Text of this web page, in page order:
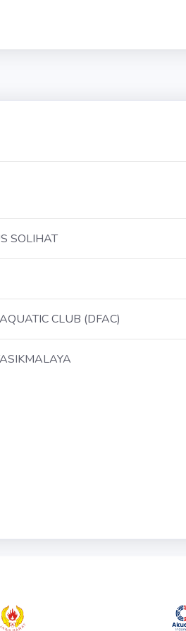
SOLIHAT
CLUB (DFAC)